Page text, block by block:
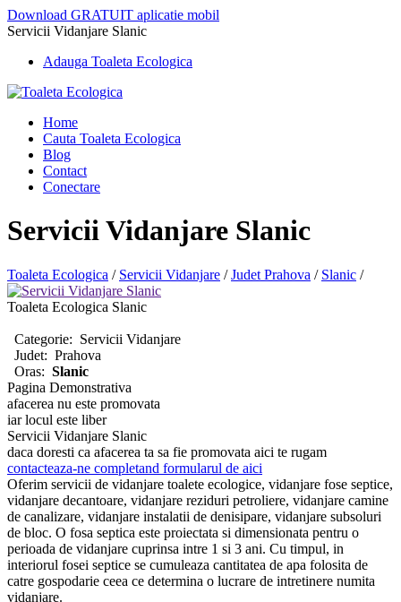
Download GRATUIT aplicatie mobil
Servicii Vidanjare Slanic
Adauga Toaleta Ecologica
Home
Cauta Toaleta Ecologica
Blog
Contact
Conectare
Servicii Vidanjare Slanic
Toaleta Ecologica / Servicii Vidanjare /Judet Prahova / Slanic /
Toaleta Ecologica Slanic
Categorie: Servicii Vidanjare
Judet: Prahova
Oras: Slanic
Pagina Demonstrativa
afacerea nu este promovata
iar locul este liber
Servicii Vidanjare Slanic
daca doresti ca afacerea ta sa fie promovata aici te rugam
contacteaza-ne completand formularul de aici
Oferim servicii de vidanjare toalete ecologice, vidanjare fose septice,
vidanjare decantoare, vidanjare reziduri petroliere, vidanjare camine
de canalizare, vidanjare instalatii de denisipare, vidanjare subsoluri
de bloc. O fosa septica este proiectata si dimensionata pentru o
perioada de vidanjare cuprinsa intre 1 si 3 ani. Cu timpul, in
interiorul fosei septice se cumuleaza cantitatea de apa folosita de
catre gospodarie ceea ce determina o lucrare de intretinere numita
vidanjare.